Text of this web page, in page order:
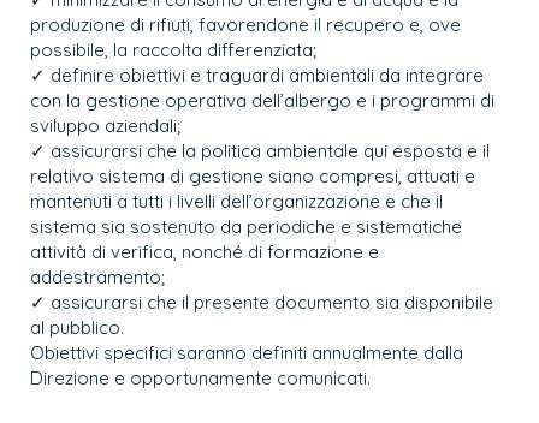
produzione di rifiuti, favorendone il recupero e, ove
possibile, la raccolta differenziata;
✓ definire obiettivi e traguardi ambientali da integrare
con la gestione operativa dell’albergo e i programmi di
sviluppo aziendali;
✓ assicurarsi che la politica ambientale qui esposta e il
relativo sistema di gestione siano compresi, attuati e
mantenuti a tutti i livelli dell’organizzazione e che il
sistema sia sostenuto da periodiche e sistematiche
attività di verifica, nonché di formazione e
addestramento;
✓ assicurarsi che il presente documento sia disponibile
al pubblico.
Obiettivi specifici saranno definiti annualmente dalla
Direzione e opportunamente comunicati.